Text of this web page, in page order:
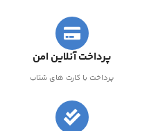
پرداخت آنلاین امن
پرداخت با کارت های شتاب